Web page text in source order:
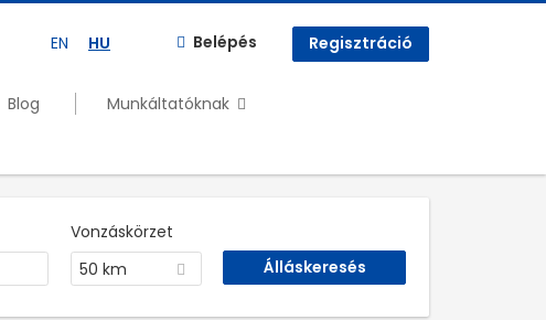
EN HU Belépés Regisztráció
Blog
Munkáltatóknak
Vonzáskörzet
50 km